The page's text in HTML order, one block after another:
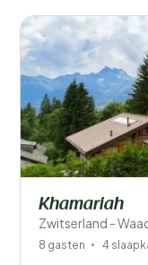
Je vakantie
Kies
Filters
Khamariah
Zwitserland -
8 gasten 4